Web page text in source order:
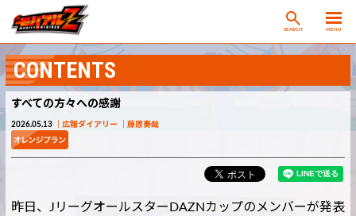
SEARCH MENU
CONTENTS
すべての方々への感謝
2026.05.13 広報ダイアリー 藤原奏哉
昨日、JリーグオールスターDAZNカップのメンバーが発表